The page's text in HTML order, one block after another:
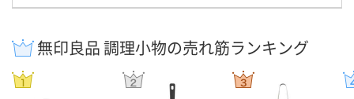
無印良品 調理小物の売れ筋ランキング